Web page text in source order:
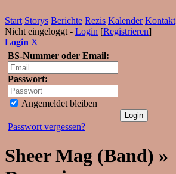
Start Storys Berichte Rezis Kalender Kontakt
Nicht eingeloggt - Login [Registrieren]
Login X
BS-Nummer oder Email:
Passwort:
Angemeldet bleiben
Passwort vergessen?
Sheer Mag (Band) »